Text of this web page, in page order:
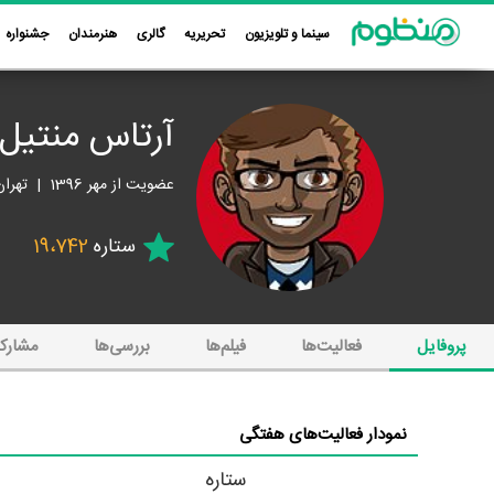
سینما و تلویزیون تحریریه گالری هنرمندان جشنواره
آرتاس منتیل
عضویت از مهر 1396 | تهران
ستاره 19،742
پروفایل فعالیت‌ها فیلم‌ها بررسی‌ها
نمودار فعالیت‌های هفتگی
ستاره